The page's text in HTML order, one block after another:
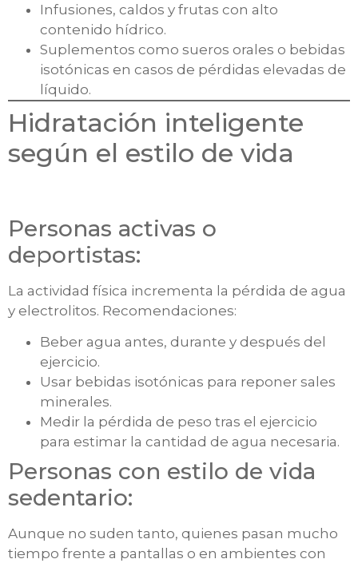
Infusiones, caldos y frutas con alto
contenido hídrico.
Suplementos como sueros orales o bebidas
isotónicas en casos de pérdidas elevadas de
líquido.
Hidratación inteligente
según el estilo de vida
Personas activas o
deportistas:
La actividad física incrementa la pérdida de agua
y electrolitos. Recomendaciones:
Beber agua antes, durante y después del
ejercicio.
Usar bebidas isotónicas para reponer sales
minerales.
Medir la pérdida de peso tras el ejercicio
para estimar la cantidad de agua necesaria.
Personas con estilo de vida
sedentario:
Aunque no suden tanto, quienes pasan mucho
tiempo frente a pantallas o en ambientes con